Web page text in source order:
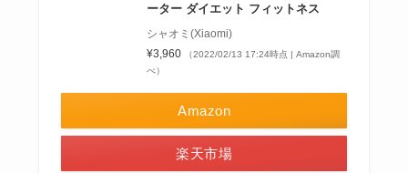
ーター ダイエット フィットネス
シャオミ(Xiaomi)
¥3,960
（2022/02/13 17:24時点 | Amazon調
べ）
Amazon
楽天市場